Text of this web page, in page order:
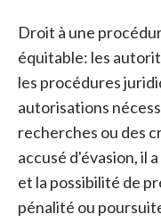
Droit à une
équitable: les
les procédures
autorisations
recherches ou des
accusé d'évasion, il
et la possibilité de
pénalité ou